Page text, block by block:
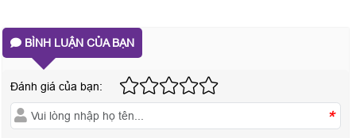
BÌNH LUẬN CỦA BẠN
Đánh giá của bạn:
*